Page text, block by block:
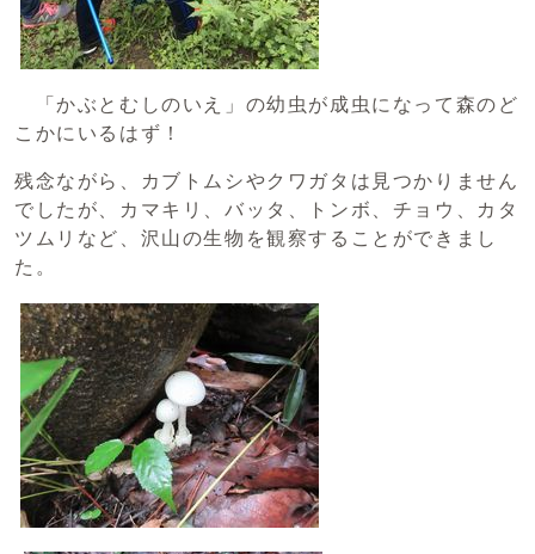
「かぶとむしのいえ」の幼虫が成虫になって森のど
こかにいるはず！
残念ながら、カブトムシやクワガタは見つかりません
でしたが、カマキリ、バッタ、トンボ、チョウ、カタ
ツムリなど、沢山の生物を観察することができまし
た。